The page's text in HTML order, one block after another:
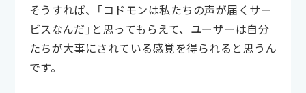
そうすれば、「コドモンは私たちの声が届くサー
ビスなんだ」と思ってもらえて、ユーザーは自分
たちが大事にされている感覚を得られると思うん
です。